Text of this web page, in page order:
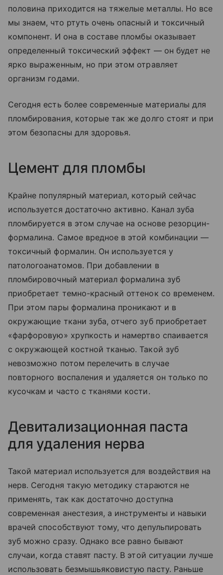
половина приходится на тяжелые металлы. Но все
мы знаем, что ртуть очень опасный и токсичный
компонент. И она в составе пломбы оказывает
определенный токсический эффект — он будет не
ярко выраженным, но при этом отравляет
организм годами.
Сегодня есть более современные материалы для
пломбирования, которые так же долго стоят и при
этом безопасны для здоровья.
Цемент для пломбы
Крайне популярный материал, который сейчас
используется достаточно активно. Канал зуба
пломбируется в этом случае на основе резорцин-
формалина. Самое вредное в этой комбинации —
токсичный формалин. Он используется у
патологоанатомов. При добавлении в
пломбировочный материал формалина зуб
приобретает темно-красный оттенок со временем.
При этом пары формалина проникают и в
окружающие ткани зуба, отчего зуб приобретает
«фарфоровую» хрупкость и намертво спаивается
с окружающей костной тканью. Такой зуб
невозможно потом перелечить в случае
повторного воспаления и удаляется он только по
кусочкам и часто с тканями кости.
Девитализационная паста
для удаления нерва
Такой материал используется для воздействия на
нерв. Сегодня такую методику стараются не
применять, так как достаточно доступна
современная анестезия, а инструменты и навыки
врачей способствуют тому, что депульпировать
зуб можно сразу. Однако все равно бывают
случаи, когда ставят пасту. В этой ситуации лучше
использовать безмышьяковистую пасту. Раньше